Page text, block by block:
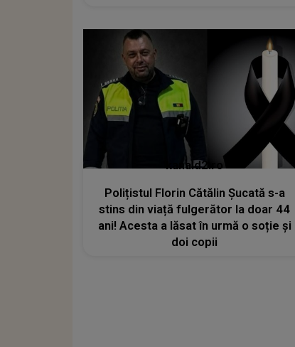
kanald2.ro
Polițistul Florin Cătălin Șucată s-a
stins din viață fulgerător la doar 44
ani! Acesta a lăsat în urmă o soție și
doi copii